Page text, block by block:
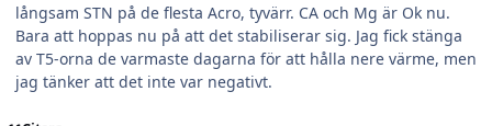
långsam STN på de flesta Acro, tyvärr. CA och Mg är Ok nu.
Bara att hoppas nu på att det stabiliserar sig. Jag fick stänga
av T5-orna de varmaste dagarna för att hålla nere värme, men
jag tänker att det inte var negativt.